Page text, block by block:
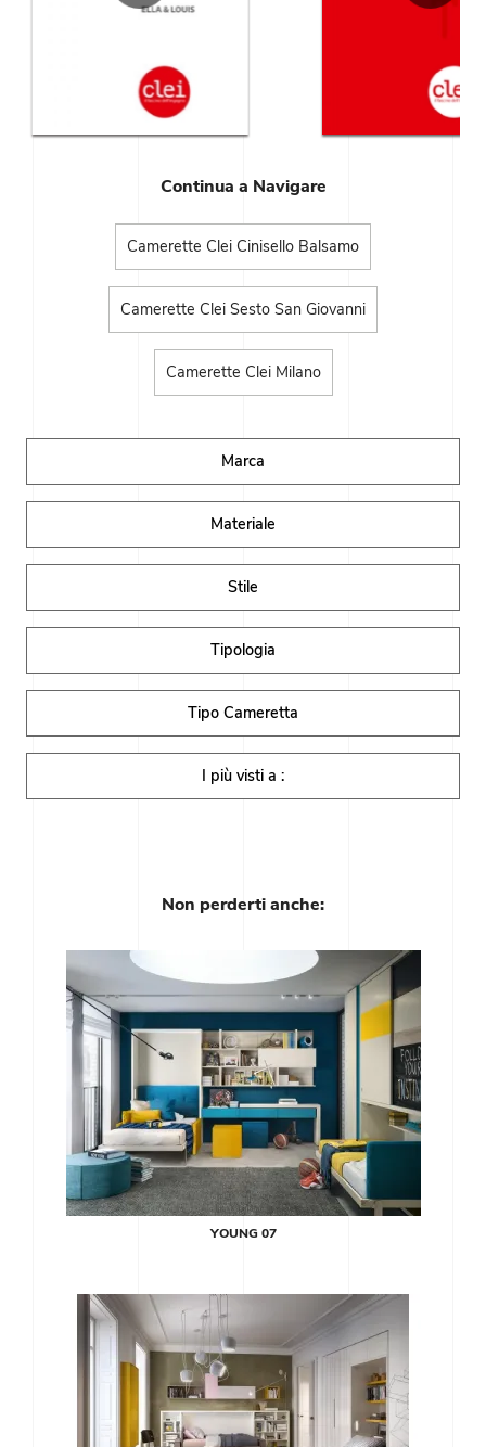
Continua a Navigare
Camerette Clei Cinisello Balsamo
Camerette Clei Sesto San Giovanni
Camerette Clei Milano
Marca
Materiale
Stile
Tipologia
Tipo Cameretta
I più visti a :
Non perderti anche:
YOUNG 07